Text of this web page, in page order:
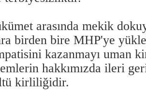
arasında mekik
birden bire MHP'ye
kazanmayı uman
hakkımızda ileri
kirliliğidir.